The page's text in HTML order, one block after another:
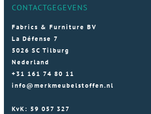
CONTACTGEGEVENS
Fabrics & Furniture BV
La Défense 7
5026 SC Tilburg
Nederland
+31 161 74 80 11
info@merkmeubelstoffen.nl
KvK: 59 057 327